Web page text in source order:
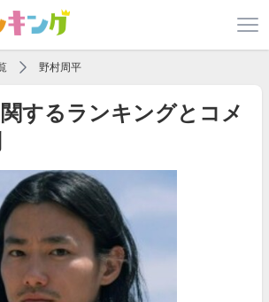
野村周平
するランキングとコメ